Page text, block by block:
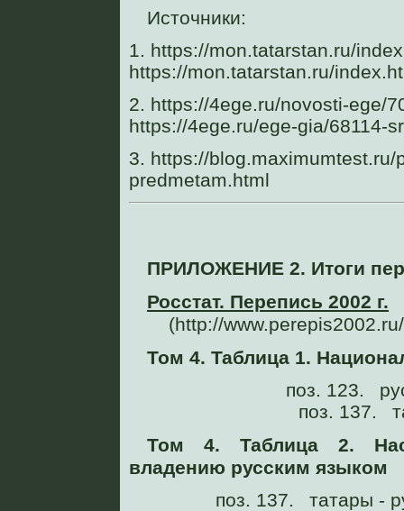
Источники:
1. https://mon.tatarstan.ru/
https://mon.tatarstan.ru/
2. https://4ege.ru/novosti-ege/
https://4ege.ru/ege-gia/68114-
3. https://
predmetam.html
ПРИЛОЖЕНИЕ 2. Итоги
Росстат. Перепись 2002 г.
(http://
Том 4. Таблица 1.
поз. 123.
поз. 137.
Том 4. Таблица 2.
владению русским языком
поз. 137. татары -